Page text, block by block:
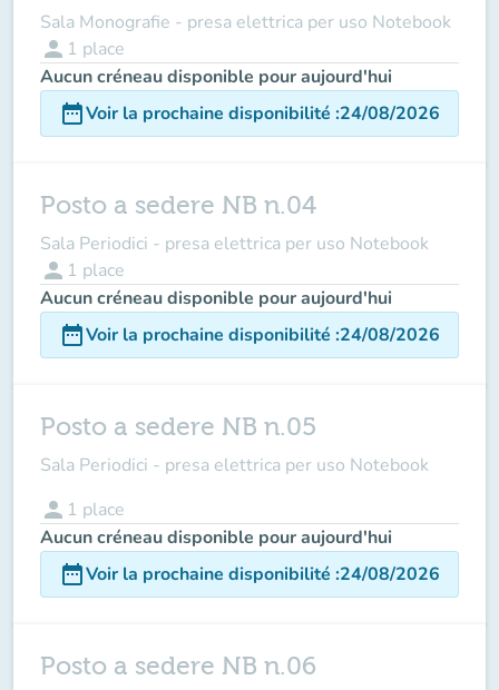
Sala Monografie - presa elettrica per uso Notebook
person 1 place
Aucun créneau disponible pour aujourd'hui
date_rangeVoir la prochaine disponibilité :24/08/2026
Posto a sedere NB n.04
Sala Periodici - presa elettrica per uso Notebook
person 1 place
Aucun créneau disponible pour aujourd'hui
date_rangeVoir la prochaine disponibilité :24/08/2026
Posto a sedere NB n.05
Sala Periodici - presa elettrica per uso Notebook
person 1 place
Aucun créneau disponible pour aujourd'hui
date_rangeVoir la prochaine disponibilité :24/08/2026
Posto a sedere NB n.06